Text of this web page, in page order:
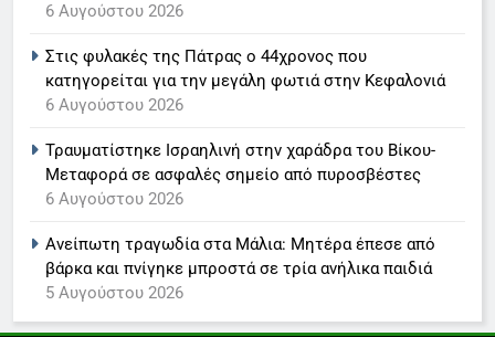
6 Αυγούστου 2026
Στις φυλακές της Πάτρας ο 44χρονος που
κατηγορείται για την μεγάλη φωτιά στην Κεφαλονιά
6 Αυγούστου 2026
Τραυματίστηκε Ισραηλινή στην χαράδρα του Βίκου-
Μεταφορά σε ασφαλές σημείο από πυροσβέστες
6 Αυγούστου 2026
Ανείπωτη τραγωδία στα Μάλια: Μητέρα έπεσε από
βάρκα και πνίγηκε μπροστά σε τρία ανήλικα παιδιά
5 Αυγούστου 2026
Τέλος από τον ΑΝΤ1 ο
Παναγιώτης Στάθης
8
Times μαζί σε μια νέα
συνδρομητική πρόταση
LIFESTYLE-MEDIA
1